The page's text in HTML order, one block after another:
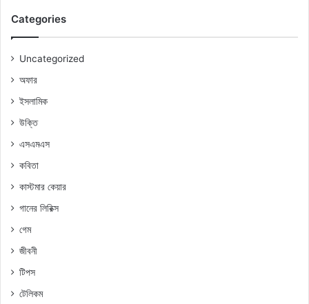
Categories
Uncategorized
অফার
ইসলামিক
উক্তি
এসএমএস
কবিতা
কাস্টমার কেয়ার
গানের লিরিক্স
গেম
জীবনী
টিপস
টেলিকম